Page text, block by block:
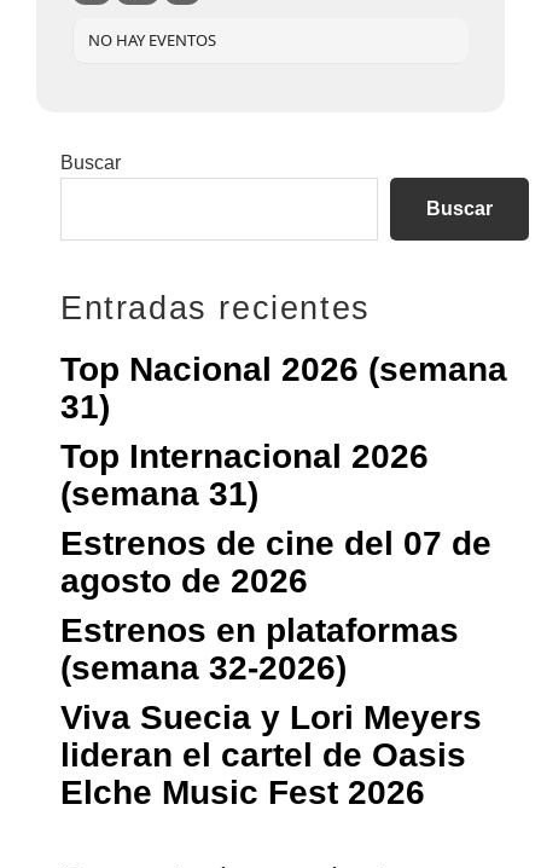
NO HAY EVENTOS
Barra
principal
Buscar
Buscar
Entradas recientes
Top Nacional 2026 (semana
31)
Top Internacional 2026
(semana 31)
Estrenos de cine del 07 de
agosto de 2026
Estrenos en plataformas
(semana 32-2026)
Viva Suecia y Lori Meyers
lideran el cartel de Oasis
Elche Music Fest 2026